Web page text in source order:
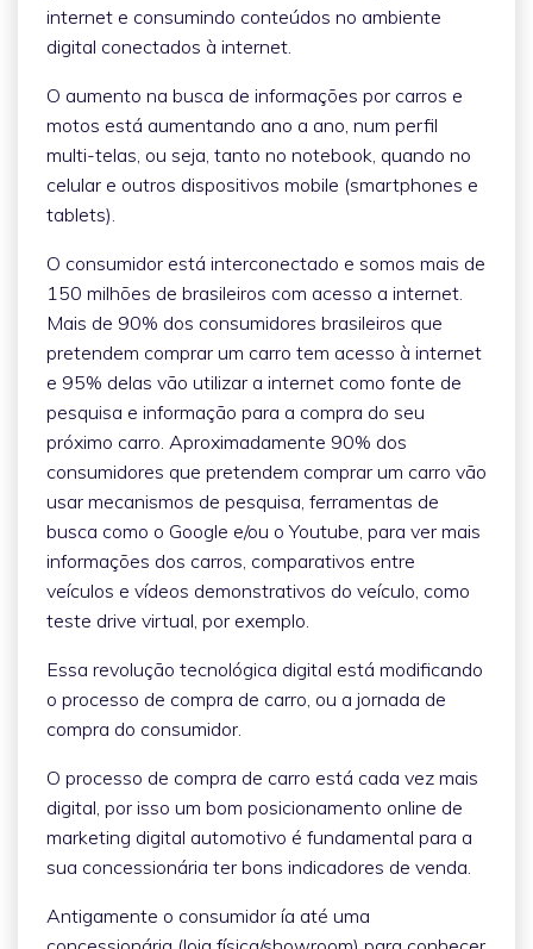
internet e consumindo conteúdos no ambiente
digital conectados à internet.
O aumento na busca de informações por carros e
motos está aumentando ano a ano, num perfil
multi-telas, ou seja, tanto no notebook, quando no
celular e outros dispositivos mobile (smartphones e
tablets).
O consumidor está interconectado e somos mais de
150 milhões de brasileiros com acesso a internet.
Mais de 90% dos consumidores brasileiros que
pretendem comprar um carro tem acesso à internet
e 95% delas vão utilizar a internet como fonte de
pesquisa e informação para a compra do seu
próximo carro. Aproximadamente 90% dos
consumidores que pretendem comprar um carro vão
usar mecanismos de pesquisa, ferramentas de
busca como o Google e/ou o Youtube, para ver mais
informações dos carros, comparativos entre
veículos e vídeos demonstrativos do veículo, como
teste drive virtual, por exemplo.
Essa revolução tecnológica digital está modificando
o processo de compra de carro, ou a jornada de
compra do consumidor.
O processo de compra de carro está cada vez mais
digital, por isso um bom posicionamento online de
marketing digital automotivo é fundamental para a
sua concessionária ter bons indicadores de venda.
Antigamente o consumidor ía até uma